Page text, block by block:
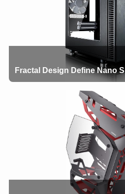
Fractal Design Define Nano S